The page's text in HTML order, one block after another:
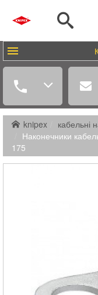
knipex
кабельні
Наконечники
175